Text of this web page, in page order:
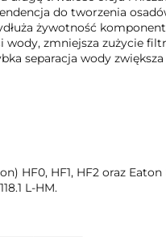
do tworzenia
żywotność
zmniejsza zużycie
separacja wody
HF0, HF1, HF2 oraz
L-HM.